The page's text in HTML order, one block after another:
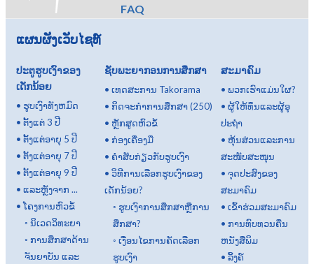
FAQ
ແຜນຜັງເວັບໄຊທ໌
ປະຕູຮູບເງົາຂອງ
ເດັກນ້ອຍ
• ຮູບເງົາທັງຫມົດ
• ຕັ້ງແຕ່ 3 ປີ
• ຕັ້ງແຕ່ອາຍຸ 5 ປີ
• ຕັ້ງແຕ່ອາຍຸ 7 ປີ
• ຕັ້ງແຕ່ອາຍຸ 9 ປີ
• ແລະຫຼັງຈາກ ...
•ໂຄງການຫົວຂໍ້
◦ ນິເວດວິທະຍາ
◦ ການສຶກສາດ້ານ
ຈັນຍາບັນ ແລະ
ຊັບພະຍາກອນການສຶກສາ
• ເທດສະການ Takorama
• ກິດ​ຈະ​ກໍາ​ການ​ສຶກ​ສາ (250​)
• ຫຼັກສູດຫົວຂໍ້
• ກ່ອງເຄື່ອງມື
• ຄຳສັບກ່ຽວກັບຮູບເງົາ
• ວິທີການເລືອກຮູບເງົາຂອງ
ເດັກນ້ອຍ?
◦ ຮູບເງົາການສຶກສາຫຼືການ
ສຶກສາ?
◦ ເງື່ອນໄຂການຄັດເລືອກ
ຮູບເງົາ
ສະມາຄົມ
•ພວກເຮົາແມ່ນໃຜ?
•ຜູ້ໃຫ້ທຶນແລະຜູ້ອຸ
ປະຖໍາ
• ຫຸ້ນສ່ວນແລະການ
ສະໜັບສະໜຸນ
•ຈຸດປະສົງຂອງ
ສະມາຄົມ
•ເຂົ້າຮ່ວມສະມາຄົມ
•ການທົບທວນຄືນ
ຫນັງສືພິມ
•ລິ້ງຄ໌